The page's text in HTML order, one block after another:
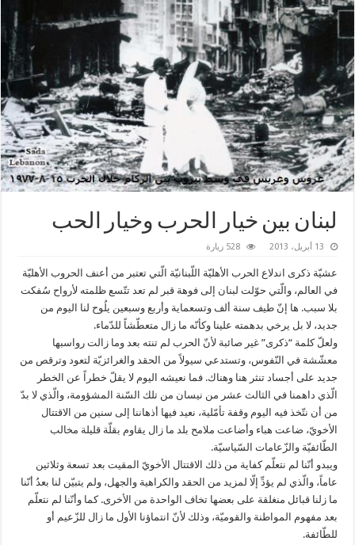
لبنان بين خيار الحرب وخيار الحب
13 أبريل، 2013 528 زيارة
عشيّة ذكرى اندلاع الحرب الأهليّة اللّبنانيّة الّتي تعتبر من أعنف الحروب الأهليّة
في العالم، والّتي حوّلت لبنان إلى فوهة قبر لم تعد تتّسع ظلمته لأرواح سُفكت
بلا سبب. ها إنّ طيف سنة ألف وتسعماية وأربع وسبعين يلُوح لنا اليوم من
جديد، لا بل يرخي بدهمته علينا وكأنّه ما زال متعطّشاً للدّماء.
ولعلّ كلمة “ذكرى” غير صائبة لأنّ الحرب لم تنته بعد وما زالت رواسبها
معشّشة في النّفوس، وتستدعي سيولاً من الحقد والغرائزيّة لتعود وترقص من
جديد على أجساد تنثر هنا وهناك. فما نعيشه اليوم لا يقلّ خطراً عن الخطر
الّذي داهمنا في الثالث عشر من نيسان من تلك السّنة المشؤومة، والّذي لا بدّ
من أن نتّخذ فيه اليوم وقفة تأمّلية، نعيد فيها أذهاننا إلى سنين من الاقتتال
الأخويّ، ضاعت هباء وأضاعت ملامح بلد ما زال يقاوم بقلّة قليلة مخالب
الطّائفيّة والزّعامات السّياسيّة.
ويبدو أنّنا لم نتعلّم كفاية من ذلك الاقتتال الأخويّ المقيت بعد تسعة وثلاثين
عاماً، والّذي لم يؤدِّ إلّا لمزيد من الحقد والكراهية والجهل، ولم يتبيّن لنا بعدُ أنّنا
ما زلنا قبائل منغلقة على بعضها تخاف الواحدة من الأخرى. كما وأنّنا لم نتعلّم
بعد مفهوم المواطنة والقوميّة، وذلك لأنّ انتماؤنا الأول ما زال للزّعيم أو
للطّائفة.